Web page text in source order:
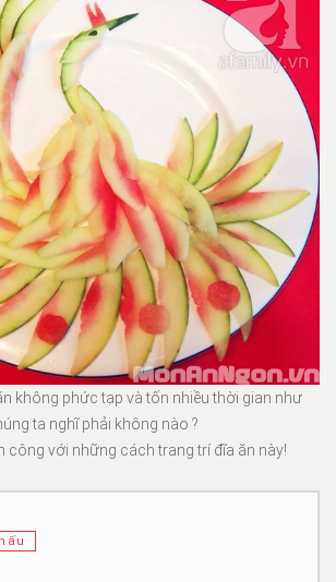
không phức tạp và tốn nhiều thời gian như
ta nghĩ phải không nào ?
công với những cách trang trí đĩa ăn này!